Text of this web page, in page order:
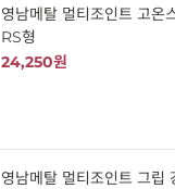
영남메탈 멀티조인트 고온
RS형
24,250원
영남메탈 멀티조인트 그립